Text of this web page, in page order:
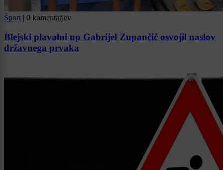
Šport | 0 komentarjev
Blejski plavalni up Gabrijel Zupančič osvojil naslov
državnega prvaka